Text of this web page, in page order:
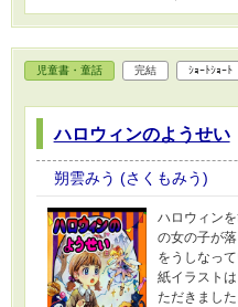
児童書・童話 完結 ｼｮｰﾄｼｮｰﾄ
ハロウィンのようせい
朔雲みう (さくもみう)
ハロウィン
の女の子が
をうしなっ
紙イラスト
ただきまし